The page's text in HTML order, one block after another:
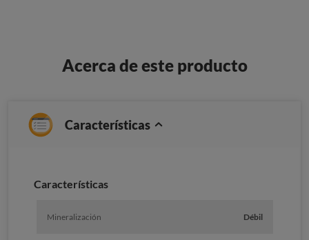
Acerca de este producto
Características
Caracterí­sticas
Mineralización Débil